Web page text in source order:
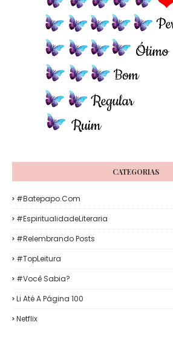
CATEGORIAS
#Batepapo.com
#EspiritualidadeLiteraria
#Relembrando Posts
#TopLeitura
#Você Sabia?
Li Até A Página 100
Netflix